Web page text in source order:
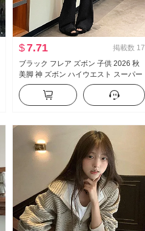
$7.71 掲載数 17
ブラック フレア ズボン 子供 2026 秋
美脚 神 ズボン ハイウエスト スーパー
モデル ズボン スリムフィット 伸縮性
カジュアル ラッパ スラックス